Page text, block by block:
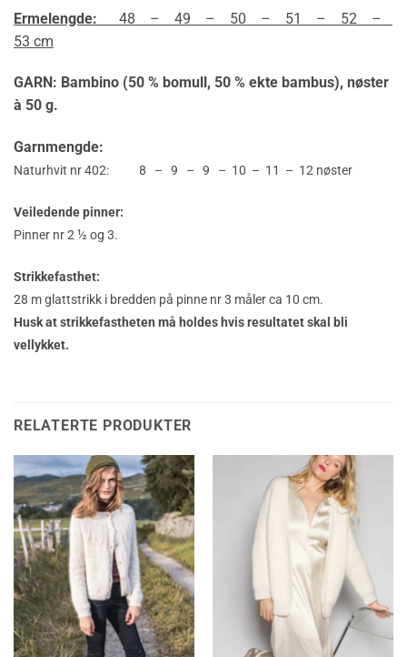
Ermelengde: 48 – 49 – 50 – 51 – 52 –
53 cm
GARN: Bambino (50 % bomull, 50 % ekte bambus), nøster
à 50 g.
Garnmengde:
Naturhvit nr 402: 8 – 9 – 9 – 10 – 11 – 12 nøster
Veiledende pinner:
Pinner nr 2 ½ og 3.
Strikkefasthet:
28 m glattstrikk i bredden på pinne nr 3 måler ca 10 cm.
Husk at strikkefastheten må holdes hvis resultatet skal bli
vellykket.
RELATERTE PRODUKTER